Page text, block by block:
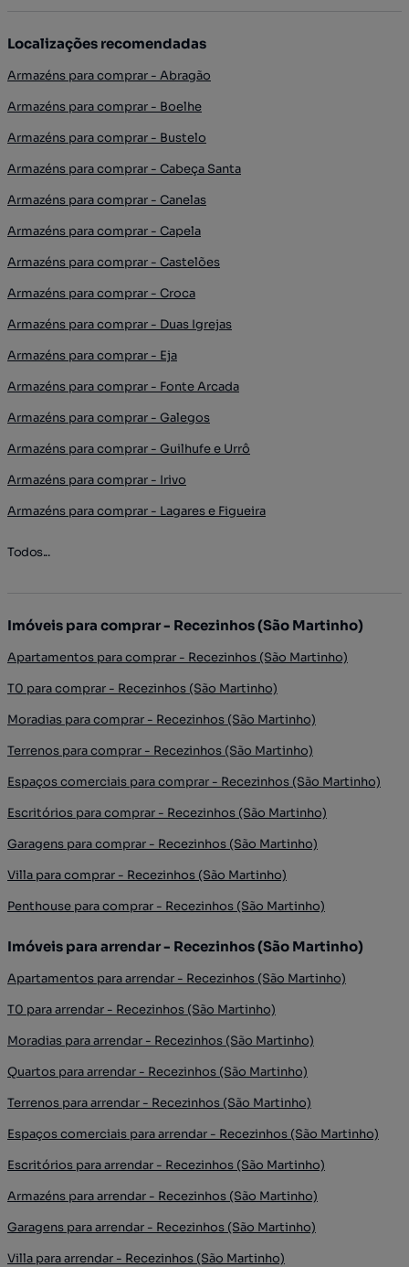
Localizações recomendadas
Armazéns para comprar - Abragão
Armazéns para comprar - Boelhe
Armazéns para comprar - Bustelo
Armazéns para comprar - Cabeça Santa
Armazéns para comprar - Canelas
Armazéns para comprar - Capela
Armazéns para comprar - Castelões
Armazéns para comprar - Croca
Armazéns para comprar - Duas Igrejas
Armazéns para comprar - Eja
Armazéns para comprar - Fonte Arcada
Armazéns para comprar - Galegos
Armazéns para comprar - Guilhufe e Urrô
Armazéns para comprar - Irivo
Armazéns para comprar - Lagares e Figueira
Todos...
Imóveis para comprar - Recezinhos (São Martinho)
Apartamentos para comprar - Recezinhos (São Martinho)
T0 para comprar - Recezinhos (São Martinho)
Moradias para comprar - Recezinhos (São Martinho)
Terrenos para comprar - Recezinhos (São Martinho)
Espaços comerciais para comprar - Recezinhos (São Martinho)
Escritórios para comprar - Recezinhos (São Martinho)
Garagens para comprar - Recezinhos (São Martinho)
Villa para comprar - Recezinhos (São Martinho)
Penthouse para comprar - Recezinhos (São Martinho)
Imóveis para arrendar - Recezinhos (São Martinho)
Apartamentos para arrendar - Recezinhos (São Martinho)
T0 para arrendar - Recezinhos (São Martinho)
Moradias para arrendar - Recezinhos (São Martinho)
Quartos para arrendar - Recezinhos (São Martinho)
Terrenos para arrendar - Recezinhos (São Martinho)
Espaços comerciais para arrendar - Recezinhos (São Martinho)
Escritórios para arrendar - Recezinhos (São Martinho)
Armazéns para arrendar - Recezinhos (São Martinho)
Garagens para arrendar - Recezinhos (São Martinho)
Villa para arrendar - Recezinhos (São Martinho)